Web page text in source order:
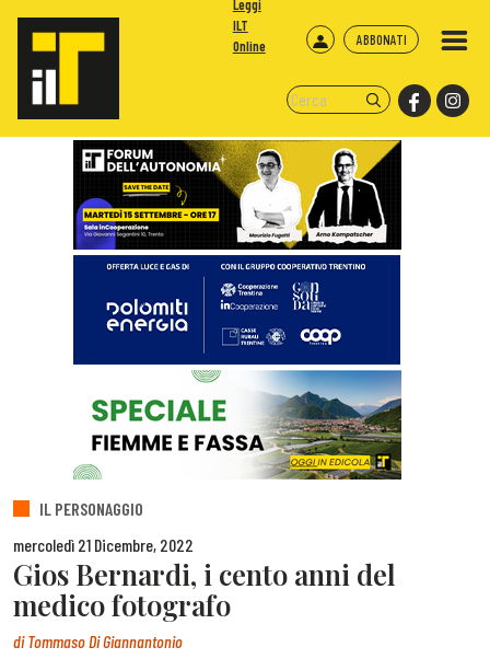
ABBONATI
Leggi
ILT
Online
IL PERSONAGGIO
mercoledì 21 Dicembre, 2022
Gios Bernardi, i cento anni del
medico fotografo
diTommaso Di Giannantonio